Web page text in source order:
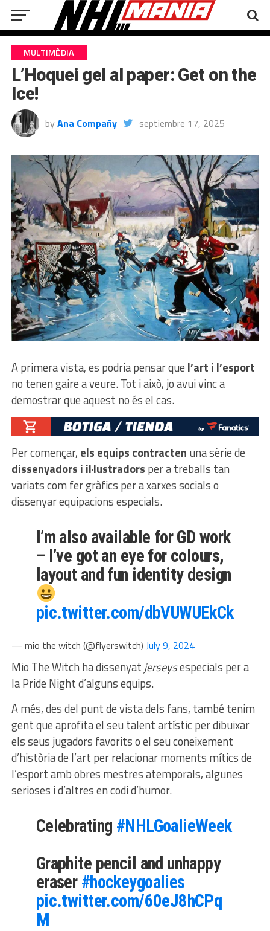
MULTIMÈDIA
L’Hoquei gel al paper: Get on the
Ice!
by Ana Compañy septiembre 17, 2025
A primera vista, es podria pensar que l’art i l’esport
no tenen gaire a veure. Tot i això, jo avui vinc a
demostrar que aquest no és el cas.
Per començar, els equips contracten una sèrie de
dissenyadors i il·lustradors per a treballs tan
variats com fer gràfics per a xarxes socials o
dissenyar equipacions especials.
I’m also available for GD work
– I’ve got an eye for colours,
layout and fun identity design
pic.twitter.com/dbVUWUEkCk
— mio the witch (@flyerswitch) July 9, 2024
Mio The Witch ha dissenyat jerseysespecials per a
la Pride Night d’alguns equips.
A més, des del punt de vista dels fans, també tenim
gent que aprofita el seu talent artístic per dibuixar
els seus jugadors favorits o el seu coneixement
d’història de l’art per relacionar moments mítics de
l’esport amb obres mestres atemporals, algunes
serioses i d’altres en codi d’humor.
Celebrating #NHLGoalieWeek
Graphite pencil and unhappy
eraser #hockeygoalies
pic.twitter.com/60eJ8hCPq
M